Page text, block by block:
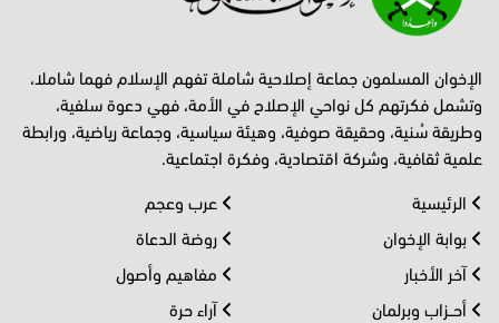
الإخوان المسلمون جماعة إصلاحية شاملة تفهم الإسلام فهما شاملا،
وتشمل فكرتهم كل نواحي الإصلاح في الأمة، فهي دعوة سلفية،
وطريقة سُنية، وحقيقة صوفية، وهيئة سياسية، وجماعة رياضية، ورابطة
علمية ثقافية، وشركة اقتصادية، وفكرة اجتماعية.
الرئيسية
بوابة الإخوان
آخر الأخبار
أحــزاب وبرلمان
عرب وعجم
روضة الدعاة
مفاهيم وأصول
آراء حرة